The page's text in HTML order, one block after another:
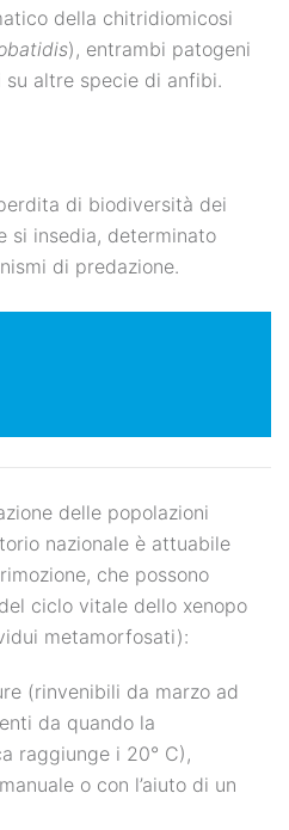
della chitridiomicosi
), entrambi patogeni
altre specie di anfibi.
di biodiversità dei
si insedia, determinato
di predazione.
delle popolazioni
nazionale è attuabile
che possono
ciclo vitale dello xenopo
metamorfosati):
(rinvenibili da marzo ad
da quando la
raggiunge i 20° C),
o con l’aiuto di un